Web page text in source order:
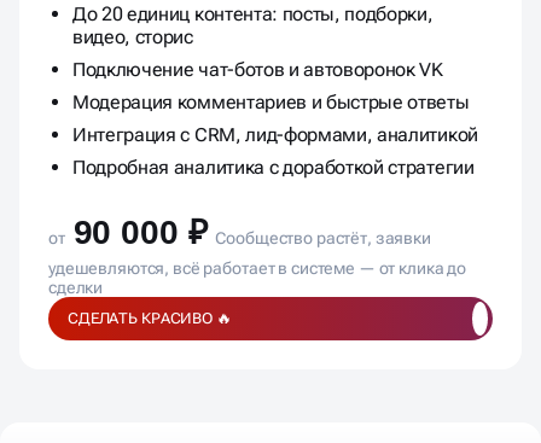
До 20 единиц контента: посты, подборки,
видео, сторис
Подключение чат-ботов и автоворонок VK
Модерация комментариев и быстрые ответы
Интеграция с CRM, лид-формами, аналитикой
Подробная аналитика с доработкой стратегии
от 90 000 ₽ Сообщество растёт, заявки
удешевляются, всё работает в системе — от клика до
сделки
СДЕЛАТЬ КРАСИВО 🔥